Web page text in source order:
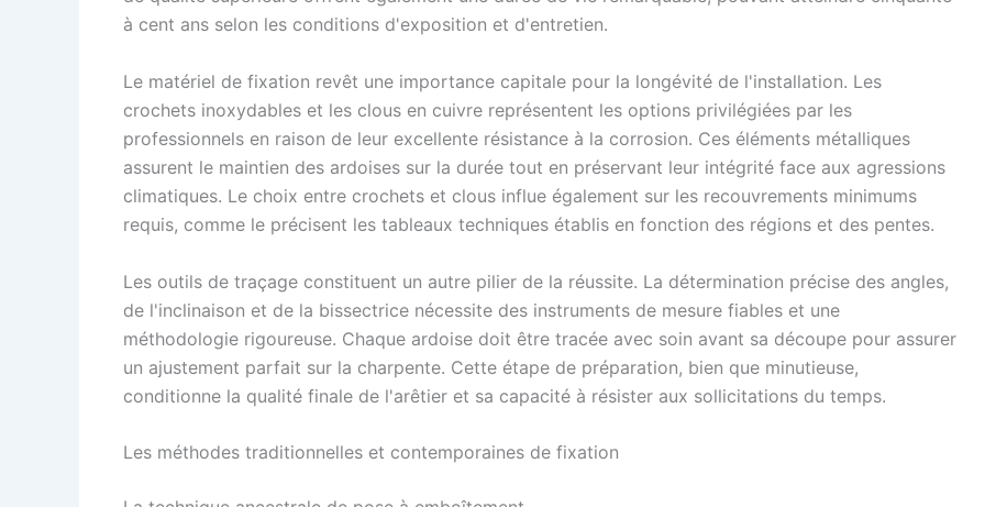
à cent ans selon les conditions d'exposition et d'entretien.
Le matériel de fixation revêt une importance capitale pour la longévité de l'installation. Les
crochets inoxydables et les clous en cuivre représentent les options privilégiées par les
professionnels en raison de leur excellente résistance à la corrosion. Ces éléments métalliques
assurent le maintien des ardoises sur la durée tout en préservant leur intégrité face aux agressions
climatiques. Le choix entre crochets et clous influe également sur les recouvrements minimums
requis, comme le précisent les tableaux techniques établis en fonction des régions et des pentes.
Les outils de traçage constituent un autre pilier de la réussite. La détermination précise des angles,
de l'inclinaison et de la bissectrice nécessite des instruments de mesure fiables et une
méthodologie rigoureuse. Chaque ardoise doit être tracée avec soin avant sa découpe pour assurer
un ajustement parfait sur la charpente. Cette étape de préparation, bien que minutieuse,
conditionne la qualité finale de l'arêtier et sa capacité à résister aux sollicitations du temps.
Les méthodes traditionnelles et contemporaines de fixation